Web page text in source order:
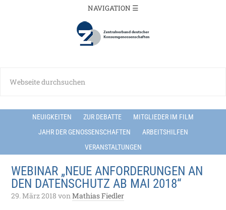
NEUIGKEITEN ZUR DEBATTE
MITGLIEDER IM FILM
JAHR DER GENOSSENSCHAFTEN
ARBEITSHILFEN
VERANSTALTUNGEN
WEBINAR „NEUE ANFORDERUNGEN AN
DEN DATENSCHUTZ AB MAI 2018“
29. März 2018 vonMathias Fiedler